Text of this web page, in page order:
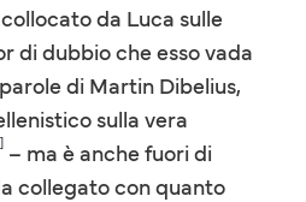
da Luca sulle
di dubbio che esso vada
di Martin Dibelius,
sulla vera
– ma è anche fuori di
collegato con quanto